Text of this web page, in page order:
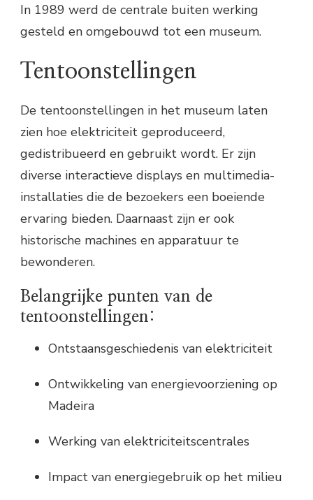
In 1989 werd de centrale buiten werking
gesteld en omgebouwd tot een museum.
Tentoonstellingen
De tentoonstellingen in het museum laten
zien hoe elektriciteit geproduceerd,
gedistribueerd en gebruikt wordt. Er zijn
diverse interactieve displays en multimedia-
installaties die de bezoekers een boeiende
ervaring bieden. Daarnaast zijn er ook
historische machines en apparatuur te
bewonderen.
Belangrijke punten van de
tentoonstellingen:
Ontstaansgeschiedenis van elektriciteit
Ontwikkeling van energievoorziening op
Madeira
Werking van elektriciteitscentrales
Impact van energiegebruik op het milieu